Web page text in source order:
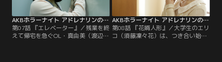
殺される前にドッペルゲンガーを殺
すことだった…。
は！？壁掛けを外すとそこにあった
AKBホラーナイト アドレナリンの夜 第07話
第07話 『エレベーター』／残業を終
えて帰宅を急ぐOL・真由美（渡辺麻
AKBホラーナイト アドレナリンの夜 第08話
第08話 『花婿人形』／大学生のエリ
コ（須藤凜々花）は、つき合い始め